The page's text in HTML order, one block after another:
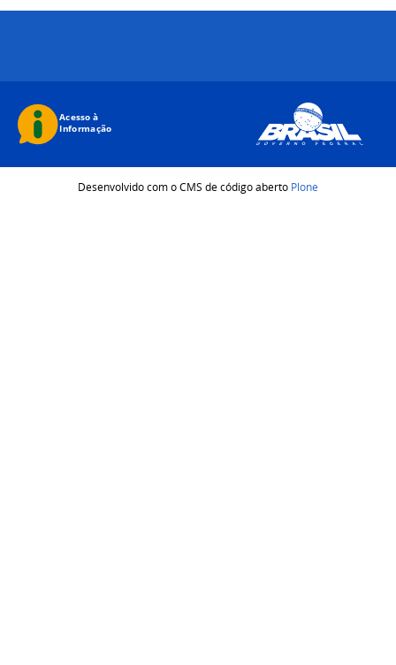
Desenvolvido com o CMS de código aberto Plone